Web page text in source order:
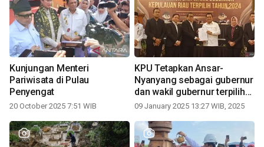
Kunjungan Menteri
Pariwisata di Pulau
Penyengat
20 October 2025 7:51 WIB
KPU Tetapkan Ansar-
Nyanyang sebagai gubernur
dan wakil gubernur terpilih
periode 2025-2030
09 January 2025 13:27 WIB, 2025